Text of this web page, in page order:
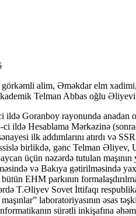
görkəmli alim, Əməkdar elm
Telman Abbas oğlu
Goranboy rayonunda
ildə Hesablama Mərkəzinə
ilk addımlarını atırdı və
birlikdə, gənc Telman Əliyev,
üçün nəzərdə tutulan
və Bakıya gətirilməsində
EHM parkının
T.Əliyev Sovet İttifaqı
laboratoriyasının əsas
sürətli inkişafına